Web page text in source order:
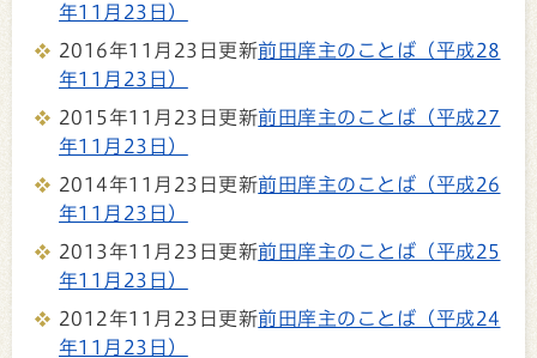
年11月23日）
2016年11月23日更新前田庠主のことば（平成28
年11月23日）
2015年11月23日更新前田庠主のことば（平成27
年11月23日）
2014年11月23日更新前田庠主のことば（平成26
年11月23日）
2013年11月23日更新前田庠主のことば（平成25
年11月23日）
2012年11月23日更新前田庠主のことば（平成24
年11月23日）